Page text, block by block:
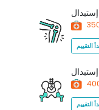
إستبدال
التقييم
إستبدال
التقييم